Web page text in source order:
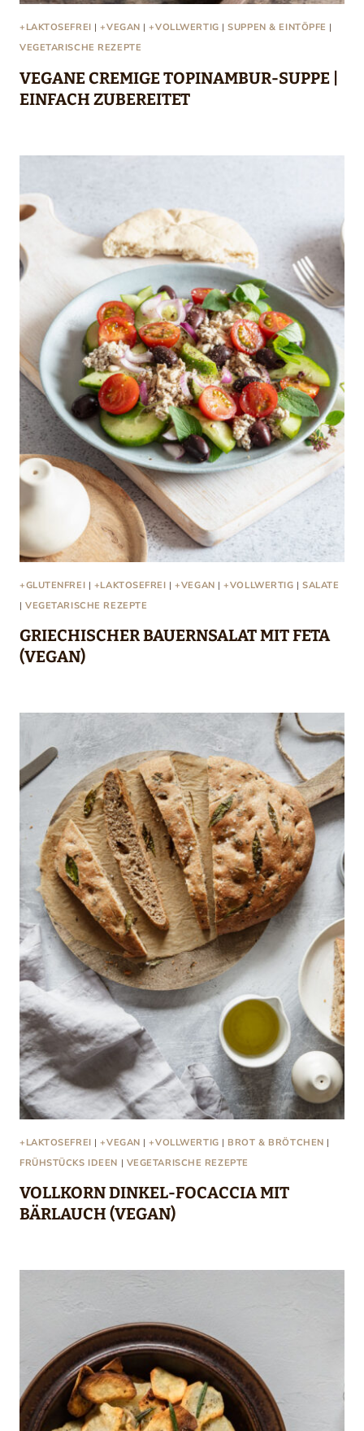
+LAKTOSEFREI |+VEGAN |+VOLLWERTIG |SUPPEN & EINTÖPFE |
VEGETARISCHE REZEPTE
VEGANE CREMIGE TOPINAMBUR-SUPPE |
EINFACH ZUBEREITET
+GLUTENFREI | +LAKTOSEFREI |+VEGAN |+VOLLWERTIG |SALATE
|VEGETARISCHE REZEPTE
GRIECHISCHER BAUERNSALAT MIT FETA
(VEGAN)
+LAKTOSEFREI |+VEGAN |+VOLLWERTIG | BROT & BRÖTCHEN |
FRÜHSTÜCKS IDEEN | VEGETARISCHE REZEPTE
VOLLKORN DINKEL-FOCACCIA MIT
BÄRLAUCH (VEGAN)